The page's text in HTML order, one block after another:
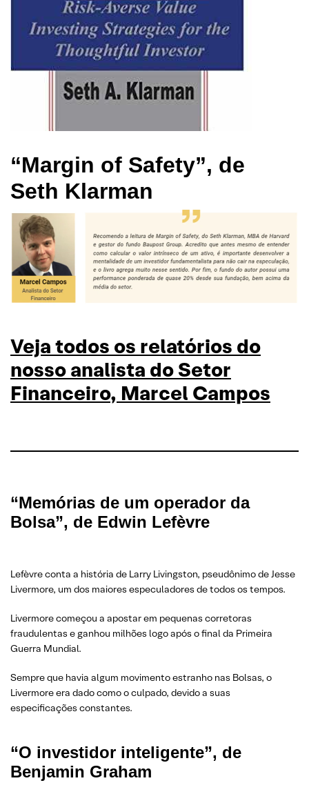
“Margin of Safety”, de
Seth Klarman
Veja todos os relatórios do
nosso analista do Setor
Financeiro, Marcel Campos
“Memórias de um operador da
Bolsa”, de Edwin Lefèvre
Lefèvre conta a história de Larry Livingston, pseudônimo de Jesse
Livermore, um dos maiores especuladores de todos os tempos.
Livermore começou a apostar em pequenas corretoras
fraudulentas e ganhou milhões logo após o final da Primeira
Guerra Mundial.
Sempre que havia algum movimento estranho nas Bolsas, o
Livermore era dado como o culpado, devido a suas
especificações constantes.
“O investidor inteligente”, de
Benjamin Graham